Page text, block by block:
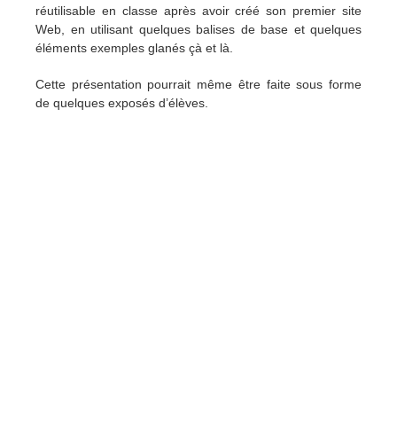
réutilisable en classe après avoir créé son premier site
Web, en utilisant quelques balises de base et quelques
éléments exemples glanés çà et là.
Cette présentation pourrait même être faite sous forme
de quelques exposés d’élèves.